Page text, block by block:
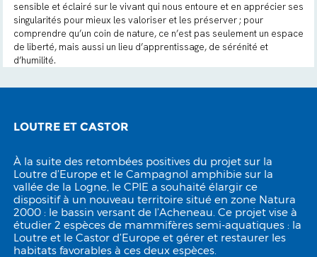
sensible et éclairé sur le vivant qui nous entoure et en apprécier ses
singularités pour mieux les valoriser et les préserver ; pour
comprendre qu’un coin de nature, ce n’est pas seulement un espace
de liberté, mais aussi un lieu d’apprentissage, de sérénité et
d’humilité.
LOUTRE ET CASTOR
À la suite des retombées positives du projet sur la
Loutre d’Europe et le Campagnol amphibie sur la
vallée de la Logne, le CPIE a souhaité élargir ce
dispositif à un nouveau territoire situé en zone Natura
2000 : le bassin versant de l’Acheneau. Ce projet vise à
étudier 2 espèces de mammifères semi-aquatiques : la
Loutre et le Castor d’Europe et gérer et restaurer les
habitats favorables à ces deux espèces.